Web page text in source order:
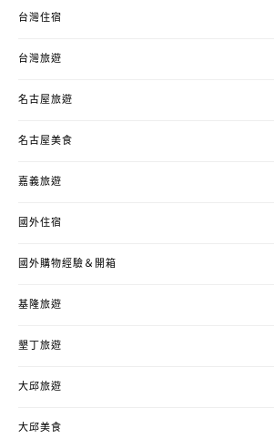
台灣住宿
台灣旅遊
名古屋旅遊
名古屋美食
嘉義旅遊
國外住宿
國外購物經驗＆開箱
基隆旅遊
墾丁旅遊
大邱旅遊
大邱美食